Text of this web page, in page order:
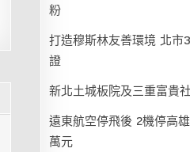
粉
打造穆斯林友善環境 北市
證
新北土城板院及三重富貴
遠東航空停飛後 2機停高
萬元